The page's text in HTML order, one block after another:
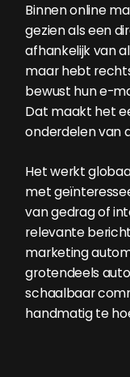
Binnen online
gezien als een
afhankelijk van
maar hebt
bewust hun e-
Dat maakt het
onderdelen van
Het werkt
met
van gedrag of
relevante
marketing
grotendeels
schaalbaar
handmatig te